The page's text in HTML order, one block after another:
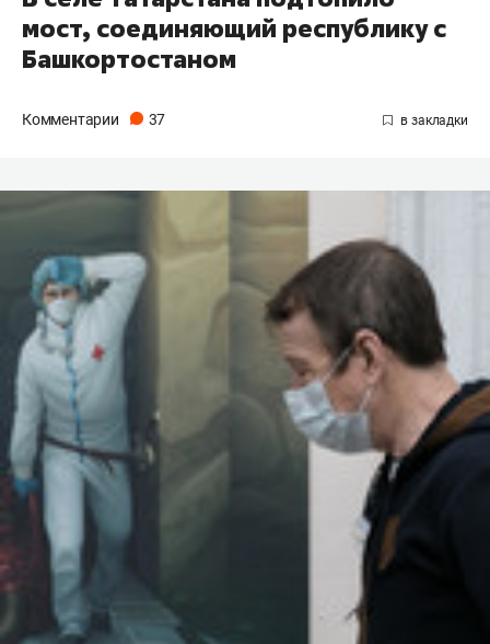
мост, соединяющий республику с
Башкортостаном
Комментарии 37